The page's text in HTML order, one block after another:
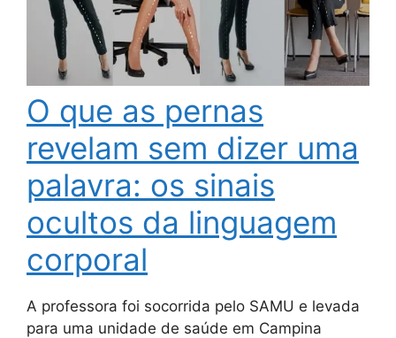
O que as pernas
revelam sem dizer uma
palavra: os sinais
ocultos da linguagem
corporal
A professora foi socorrida pelo SAMU e levada
para uma unidade de saúde em Campina